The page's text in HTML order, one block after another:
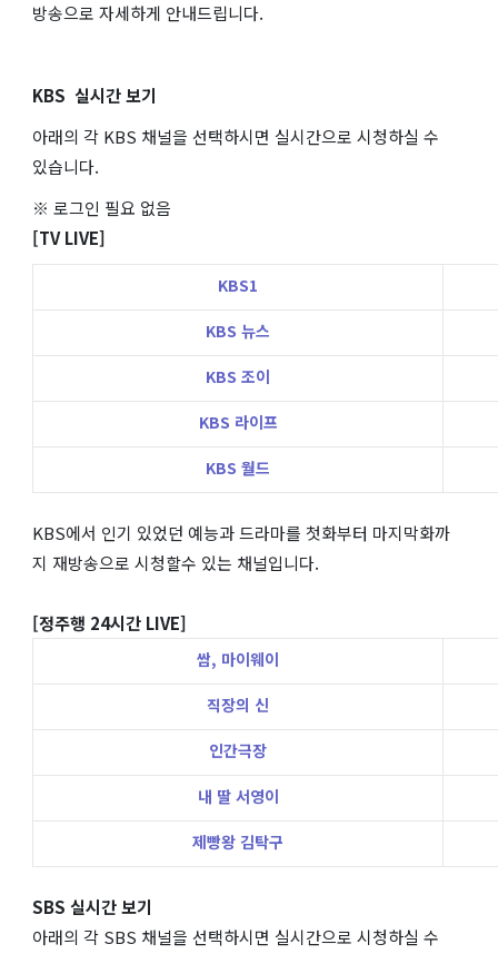
방송으로 자세하게 안내드립니다.
KBS 실시간 보기
아래의 각 KBS 채널을 선택하시면 실시간으로 시청하실 수
있습니다.
※ 로그인 필요 없음
[TV LIVE]
KBS1
KBS 뉴스
KBS 조이
KBS 라이프
KBS 월드
KBS에서 인기 있었던 예능과 드라마를 첫화부터 마지막화까
지 재방송으로 시청할수 있는 채널입니다.
[정주행 24시간 LIVE]
쌈, 마이웨이
직장의 신
인간극장
내 딸 서영이
제빵왕 김탁구
SBS 실시간 보기
아래의 각 SBS 채널을 선택하시면 실시간으로 시청하실 수